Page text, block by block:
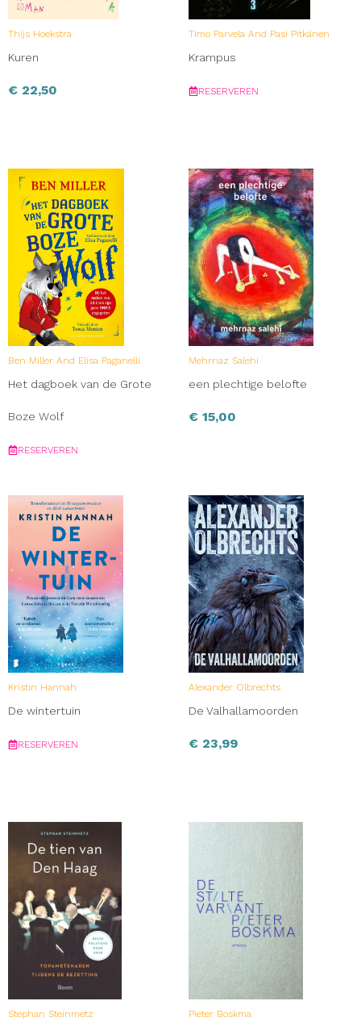
Thijs Hoekstra
Kuren
€ 22,50
Timo Parvela And Pasi Pitkänen
Krampus
RESERVEREN
Ben Miller And Elisa Paganelli
Het dagboek van de Grote
Boze Wolf
RESERVEREN
Mehrnaz Salehi
een plechtige belofte
€ 15,00
Kristin Hannah
De wintertuin
RESERVEREN
Alexander Olbrechts
De Valhallamoorden
€ 23,99
Stephan Steinmetz Pieter Boskma